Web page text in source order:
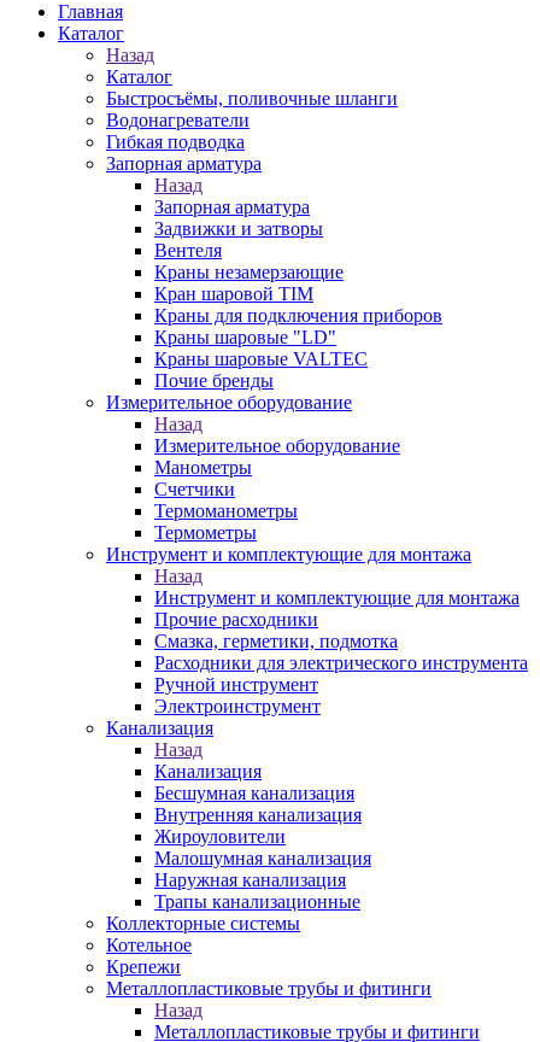
Главная
Каталог
Назад
Каталог
Быстросъёмы, поливочные шланги
Водонагреватели
Гибкая подводка
Запорная арматура
Назад
Запорная арматура
Задвижки и затворы
Вентеля
Краны незамерзающие
Кран шаровой TIM
Краны для подключения приборов
Краны шаровые "LD"
Краны шаровые VALTEC
Почие бренды
Измерительное оборудование
Назад
Измерительное оборудование
Манометры
Счетчики
Термоманометры
Термометры
Инструмент и комплектующие для монтажа
Назад
Инструмент и комплектующие для монтажа
Прочие расходники
Смазка, герметики, подмотка
Расходники для электрического инструмента
Ручной инструмент
Электроинструмент
Канализация
Назад
Канализация
Бесшумная канализация
Внутренняя канализация
Жироуловители
Малошумная канализация
Наружная канализация
Трапы канализационные
Коллекторные системы
Котельное
Крепежи
Металлопластиковые трубы и фитинги
Назад
Металлопластиковые трубы и фитинги